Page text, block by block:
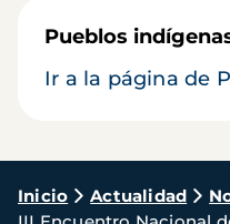
Pueblos
Ir a la página de
Ruta
Inicio Actualidad